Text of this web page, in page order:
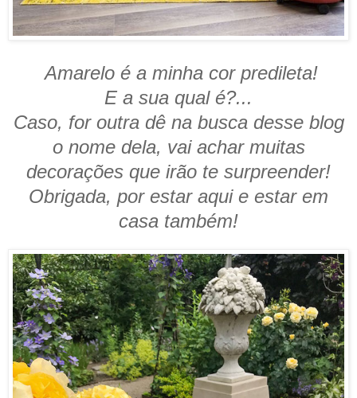
Amarelo é a minha cor predileta!
E a sua qual é?...
Caso, for outra dê na busca desse blog
o nome dela, vai achar muitas
decorações que irão te surpreender!
Obrigada, por estar aqui e estar em
casa também!